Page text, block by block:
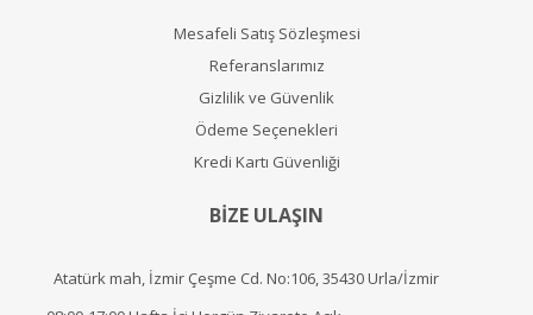
Mesafeli Satış Sözleşmesi
Referanslarımız
Gizlilik ve Güvenlik
Ödeme Seçenekleri
Kredi Kartı Güvenliği
BİZE ULAŞIN
Atatürk mah, İzmir Çeşme Cd. No:106, 35430 Urla/İzmir